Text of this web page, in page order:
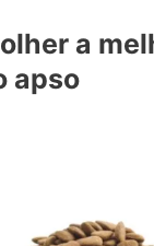
a
apso